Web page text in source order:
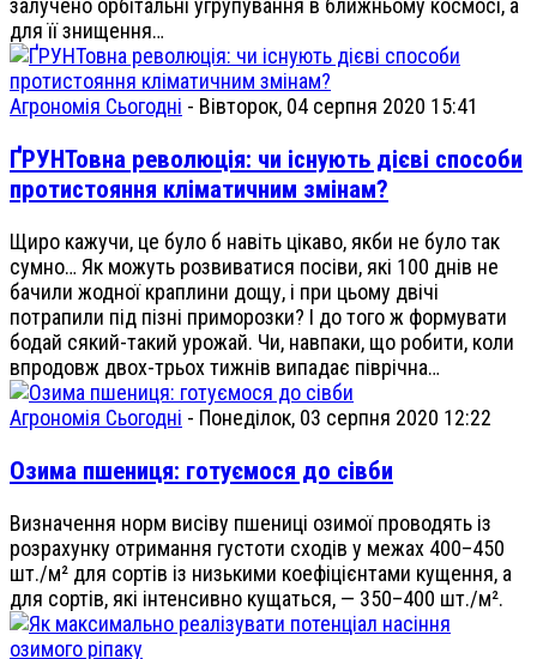
залучено орбітальні угрупування в ближньому космосі, а
для її знищення…
Агрономія Сьогодні - Вівторок, 04 серпня 2020 15:41
ҐРУНТовна революція: чи існують дієві способи
протистояння кліматичним змінам?
Щиро кажучи, це було б навіть цікаво, якби не було так
сумно… Як можуть розвиватися посіви, які 100 днів не
бачили жодної краплини дощу, і при цьому двічі
потрапили під пізні приморозки? І до того ж формувати
бодай сякий-такий урожай. Чи, навпаки, що робити, коли
впродовж двох-трьох тижнів випадає піврічна…
Агрономія Сьогодні - Понеділок, 03 серпня 2020 12:22
Озима пшениця: готуємося до сівби
Визначення норм висіву пшениці озимої проводять із
розрахунку отримання густоти сходів у межах 400–450
шт./м² для сортів із низькими коефіцієнтами кущення, а
для сортів, які інтенсивно кущаться, — 350–400 шт./м².